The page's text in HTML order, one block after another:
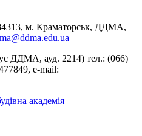
м. Краматорськ, ДДМА,
ДДМА, ауд. 2214) тел.: (066)
e-mail:
академія